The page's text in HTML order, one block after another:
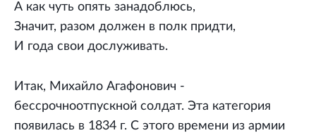
А как чуть опять занадоблюсь,
Значит, разом должен в полк придти,
И года свои дослуживать.
Итак, Михайло Агафонович -
бессрочноотпускной солдат. Эта категория
появилась в 1834 г. С этого времени из армии